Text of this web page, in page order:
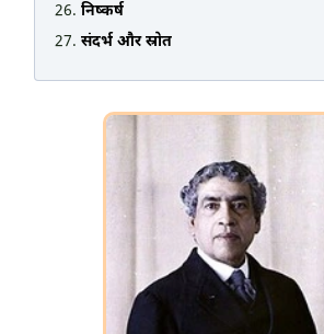
निष्कर्ष
संदर्भ और स्रोत